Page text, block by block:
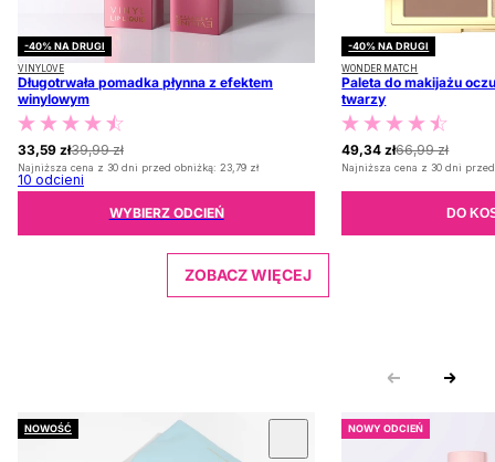
-40% NA DRUGI
VINYLOVE
Długotrwała pomadka płynna z efektem
winylowym
39,99 zł
33,59 zł
Najniższa cena z 30 dni przed obniżką: 23,79 zł
10 odcieni
WYBIERZ ODCIEŃ
-40% NA DRUGI
WONDER MATCH
Paleta do makijażu
twarzy
66,99 zł
49,34 zł
Najniższa cena z 30 dni
DO
ZOBACZ WIĘCEJ
NOWOŚĆ NOWY ODCIEŃ